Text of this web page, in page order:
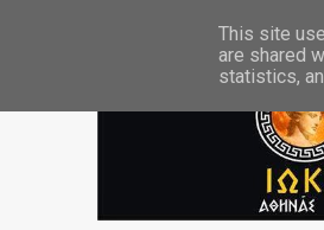
This site
are shared
statistics,